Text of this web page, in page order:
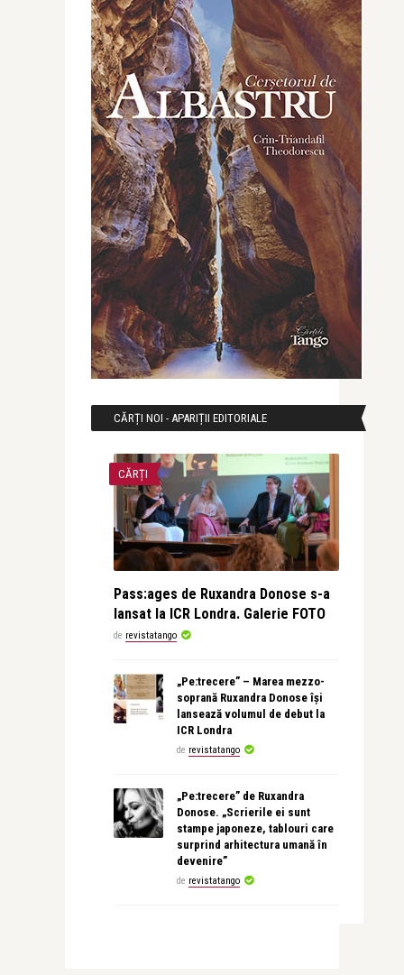
CĂRȚI NOI - APARIȚII EDITORIALE
CĂRȚI
Pass:ages de Ruxandra Donose s-a
lansat la ICR Londra. Galerie FOTO
de revistatango
„Pe:trecere” – Marea mezzo-
soprană Ruxandra Donose își
lansează volumul de debut la
ICR Londra
de revistatango
„Pe:trecere” de Ruxandra
Donose. „Scrierile ei sunt
stampe japoneze, tablouri care
surprind arhitectura umană în
devenire”
de revistatango